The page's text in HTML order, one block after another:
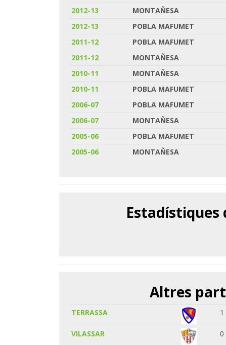
2012-13
MONTAÑESA
2012-13
POBLA MAFUMET
2011-12
POBLA MAFUMET
2011-12
MONTAÑESA
2010-11
MONTAÑESA
2010-11
POBLA MAFUMET
2006-07
POBLA MAFUMET
2006-07
MONTAÑESA
2005-06
POBLA MAFUMET
2005-06
MONTAÑESA
Altres
TERRASSA 1
VILASSAR 0